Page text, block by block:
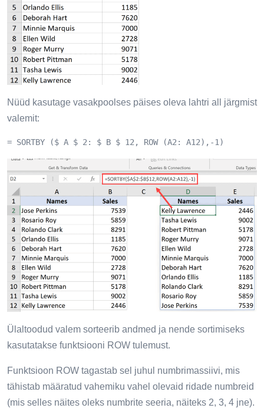
Nüüd kasutage vasakpoolses päises oleva lahtri all järgmist
valemit:
= SORTBY ($ A $ 2: $ B $ 12, ROW (A2: A12),-1)
Ülaltoodud valem sorteerib andmed ja nende sortimiseks
kasutatakse funktsiooni ROW tulemust.
Funktsioon ROW tagastab sel juhul numbrimassiivi, mis
tähistab määratud vahemiku vahel olevaid ridade numbreid
(mis selles näites oleks numbrite seeria, näiteks 2, 3, 4 jne).